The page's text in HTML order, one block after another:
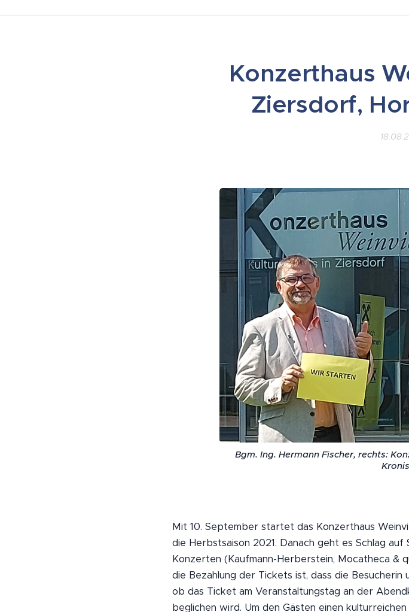
Konzerthaus
Ziersdorf,
Bgm. Ing. Hermann Fischer, rechts:
Mit 10. September startet das Konzerthaus
die Herbstsaison 2021. Danach geht es Schlag
Konzerten (Kaufmann-Herberstein, Mocatheca &
die Bezahlung der Tickets ist, dass die
ob das Ticket am Veranstaltungstag an der
beglichen wird. Um den Gästen einen